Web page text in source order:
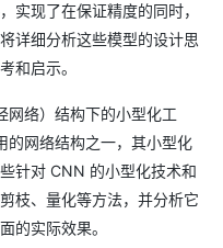
实现了在保证精度的同时，
详细分析这些模型的设计思
和启示。
网络）结构下的小型化工
的网络结构之一，其小型化
针对 CNN 的小型化技术和
枝、量化等方法，并分析它
的实际效果。